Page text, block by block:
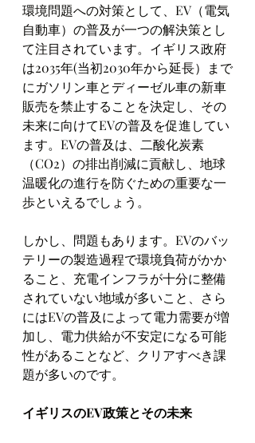
環境問題への対策として、EV（電気
自動車）の普及が一つの解決策とし
て注目されています。イギリス政府
は2035年(当初2030年から延長）まで
にガソリン車とディーゼル車の新車
販売を禁止することを決定し、その
未来に向けてEVの普及を促進してい
ます。EVの普及は、二酸化炭素
（CO2）の排出削減に貢献し、地球
温暖化の進行を防ぐための重要な一
歩といえるでしょう。
しかし、問題もあります。EVのバッ
テリーの製造過程で環境負荷がかか
ること、充電インフラが十分に整備
されていない地域が多いこと、さら
にはEVの普及によって電力需要が増
加し、電力供給が不安定になる可能
性があることなど、クリアすべき課
題が多いのです。
イギリスのEV政策とその未来